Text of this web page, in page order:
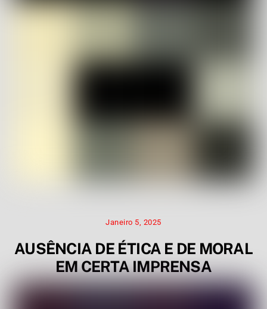
Janeiro 5, 2025
AUSÊNCIA DE ÉTICA E DE MORAL
EM CERTA IMPRENSA